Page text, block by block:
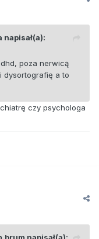
napisał(a):
poza nerwicą
dysortografię a to
czy psychologa